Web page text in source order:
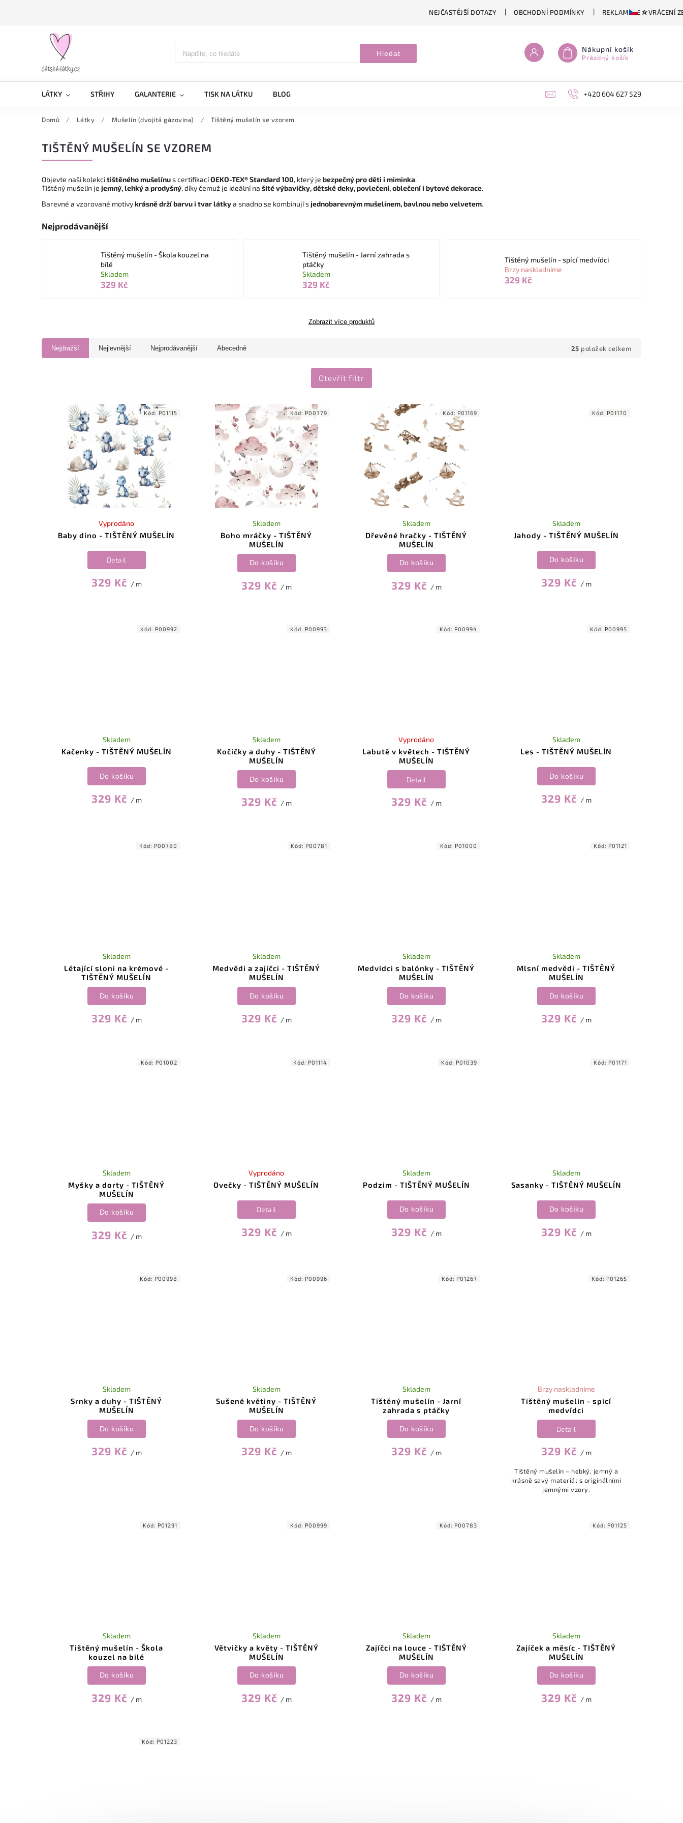
NEJČASTĚJŠÍ DOTAZY OBCHODNÍ PODMÍNKY REKLAMACE A VRÁCENÍ
Hledat Nákupní košík
Prázdný košík
LÁTKY STŘIHY GALANTERIE TISK NA LÁTKU BLOG +420 604 627 529
Domů / Látky / Mušelín (dvojitá gázovina) / Tištěný mušelín se vzorem
TIŠTĚNÝ MUŠELÍN SE VZOREM
Objevte naši kolekcitištěného mušelínus certifikacíOEKO-TEX® Standard 100, který je bezpečný pro děti i miminka.
Tištěný mušelín je jemný, lehký a prodyšný, díky čemuž je ideální na šité výbavičky, dětské deky, povlečení, oblečení i bytové dekorace.
Barevné a vzorované motivykrásně drží barvu i tvar látkya snadno se kombinují s jednobarevným mušelínem, bavlnou nebo velvetem.
Nejprodávanější
Tištěný mušelín - Škola kouzel na
bílé
Skladem
329 Kč
Tištěný mušelín - Jarní zahrada s
ptáčky
Skladem
329 Kč
Tištěný mušelín - spící medvídci
Brzy naskladníme
329 Kč
Zobrazit více produktů
Nejdražší Nejlevnější Nejprodávanější Abecedně 25 položek celkem
Otevřít filtr
Baby dino - TIŠTĚNÝ MUŠELÍN
Vyprodáno
329 Kč / m
Detail
Kód: P01115
Boho mráčky - TIŠTĚNÝ
MUŠELÍN
Skladem
329 Kč / m
Do košíku
Kód: P00779
Dřevěné hračky - TIŠTĚNÝ
MUŠELÍN
Skladem
329 Kč / m
Do košíku
Kód: P01169
Jahody - TIŠTĚNÝ MUŠELÍN
Skladem
329 Kč / m
Do košíku
Kód: P01170
Kačenky - TIŠTĚNÝ MUŠELÍN
Skladem
329 Kč / m
Do košíku
Kód: P00992
Kočičky a duhy - TIŠTĚNÝ
MUŠELÍN
Skladem
329 Kč / m
Do košíku
Kód: P00993
Labutě v květech - TIŠTĚNÝ
MUŠELÍN
Vyprodáno
329 Kč / m
Detail
Kód: P00994
Les - TIŠTĚNÝ MUŠELÍN
Skladem
329 Kč / m
Do košíku
Kód: P00995
Létající sloni na krémové -
TIŠTĚNÝ MUŠELÍN
Skladem
329 Kč / m
Do košíku
Kód: P00780
Medvědi a zajíčci - TIŠTĚNÝ
MUŠELÍN
Skladem
329 Kč / m
Do košíku
Kód: P00781
Medvídci s balónky - TIŠTĚNÝ
MUŠELÍN
Skladem
329 Kč / m
Do košíku
Kód: P01000
Mlsní medvědi - TIŠTĚNÝ
MUŠELÍN
Skladem
329 Kč / m
Do košíku
Kód: P01121
Myšky a dorty - TIŠTĚNÝ
MUŠELÍN
Skladem
329 Kč / m
Do košíku
Kód: P01002
Ovečky - TIŠTĚNÝ MUŠELÍN
Vyprodáno
329 Kč / m
Detail
Kód: P01114
Podzim - TIŠTĚNÝ MUŠELÍN
Skladem
329 Kč / m
Do košíku
Kód: P01039
Sasanky - TIŠTĚNÝ MUŠELÍN
Skladem
329 Kč / m
Do košíku
Kód: P01171
Srnky a duhy - TIŠTĚNÝ
MUŠELÍN
Skladem
329 Kč / m
Do košíku
Kód: P00998
Sušené květiny - TIŠTĚNÝ
MUŠELÍN
Skladem
329 Kč / m
Do košíku
Kód: P00996
Tištěný mušelín - Jarní
zahrada s ptáčky
Skladem
329 Kč / m
Do košíku
Kód: P01267
Tištěný mušelín - spící
medvídci
Brzy naskladníme
329 Kč / m
Detail
Tištěný mušelín – hebký, jemný a
krásně savý materiál s originálními
jemnými vzory.
Kód: P01265
Tištěný mušelín - Škola
kouzel na bílé
Skladem
329 Kč / m
Do košíku
Kód: P01291
Větvičky a květy - TIŠTĚNÝ
MUŠELÍN
Skladem
329 Kč / m
Do košíku
Kód: P00999
Zajíčci na louce - TIŠTĚNÝ
MUŠELÍN
Skladem
329 Kč / m
Do košíku
Kód: P00783
Zajíček a měsíc - TIŠTĚNÝ
MUŠELÍN
Skladem
329 Kč / m
Do košíku
Kód: P01125
Kód: P01223